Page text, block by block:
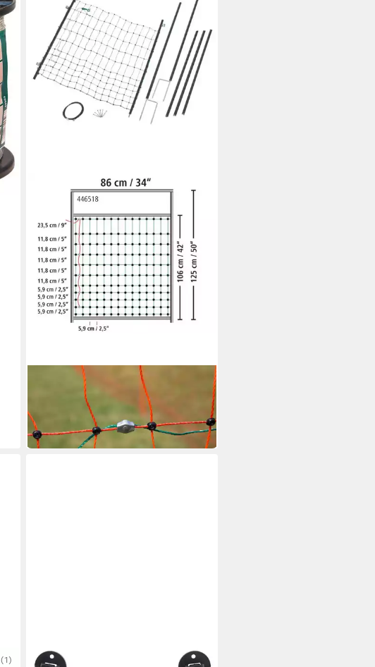
Weidenzaun Tor für Netze 108 cm Tür
für Elektrozaunnetze
81,01 €
in 2-3 Werktagen bei dir
(1)